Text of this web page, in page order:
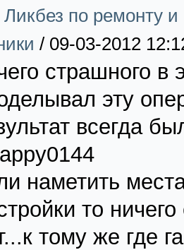
Ликбез по ремонту
/ 09-03-2012
страшного в
эту
всегда
наметить
то
тому же где